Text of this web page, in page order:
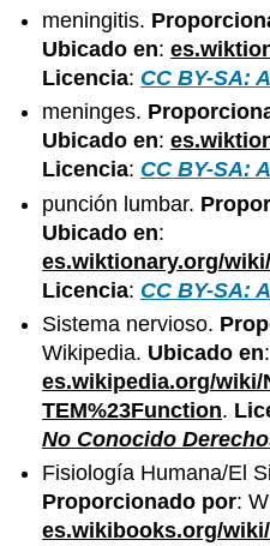
meningitis.
Ubicado en:
Licencia: CC BY-SA:
meninges.
Ubicado en:
Licencia: CC BY-SA:
punción lumbar.
Ubicado en:
es.wiktionary.org/
Licencia: CC BY-SA:
Sistema nervioso.
Wikipedia. Ubicado en:
es.wikipedia.org/wiki/
TEM%23Function.
No Conocido
Fisiología Humana/El
Proporcionado por:
es.wikibooks.org/wiki/